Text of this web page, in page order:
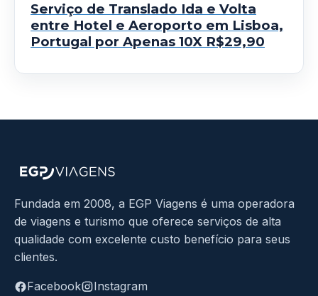
Serviço de Translado Ida e Volta
entre Hotel e Aeroporto em Lisboa,
Portugal por Apenas 10X R$29,90
Fundada em 2008, a EGP Viagens é uma operadora
de viagens e turismo que oferece serviços de alta
qualidade com excelente custo benefício para seus
clientes.
Facebook Instagram